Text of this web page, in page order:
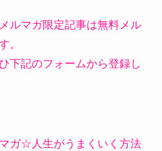
ルマガ限定記事は無料メル
。
下記のフォームから登録し
ガ☆人生がうまくいく方法